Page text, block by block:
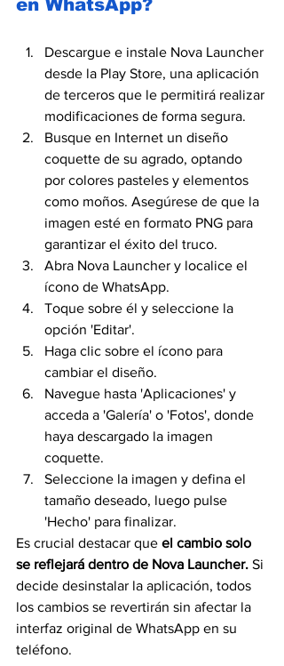
en WhatsApp?
Descargue e instale Nova Launcher
desde la Play Store, una aplicación
de terceros que le permitirá realizar
modificaciones de forma segura.
Busque en Internet un diseño
coquette de su agrado, optando
por colores pasteles y elementos
como moños. Asegúrese de que la
imagen esté en formato PNG para
garantizar el éxito del truco.
Abra Nova Launcher y localice el
ícono de WhatsApp.
Toque sobre él y seleccione la
opción 'Editar'.
Haga clic sobre el ícono para
cambiar el diseño.
Navegue hasta 'Aplicaciones' y
acceda a 'Galería' o 'Fotos', donde
haya descargado la imagen
coquette.
Seleccione la imagen y defina el
tamaño deseado, luego pulse
'Hecho' para finalizar.
Es crucial destacar que el cambio solo
se reflejará dentro de Nova Launcher. Si
decide desinstalar la aplicación, todos
los cambios se revertirán sin afectar la
interfaz original de WhatsApp en su
teléfono.